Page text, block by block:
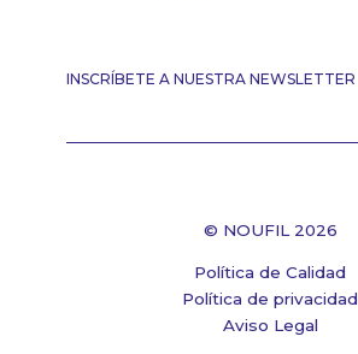
INSCRÍBETE A NUESTRA NEWSLETTER
© NOUFIL 2026
Política de Calidad
Política de privacidad
Aviso Legal